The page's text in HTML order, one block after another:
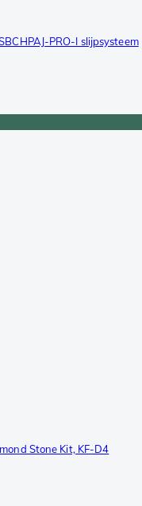
PRO-I slijpsysteem
Stone Kit, KF-D4